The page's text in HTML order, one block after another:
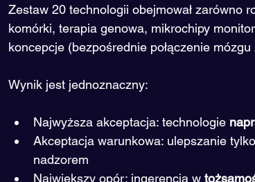
Zestaw 20 technologii obejmował zarówno
komórki, terapia genowa, mikrochipy
koncepcje (bezpośrednie połączenie mózgu
Wynik jest jednoznaczny:
Najwyższa akceptacja: technologie
Akceptacja warunkowa: ulepszanie
nadzorem
Największy opór: ingerencja w